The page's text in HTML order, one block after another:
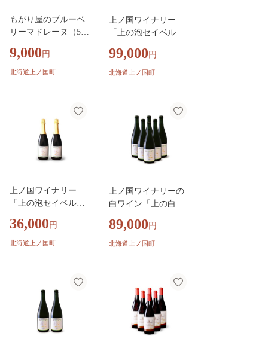
もがり屋のブルーベ
リーマドレーヌ（5
子 ケーキ 焼き菓
子 お土産 プレゼ
9,000 円
北海道上ノ国町
上ノ国ワイナリー
「上の泡セイベルロ
3」 750ml×6本 北
海道ワイン ロゼ
ーティー 家飲み
ディナー 果実酒
99,000 円
北海道上ノ国町
上ノ国ワイナリー
「上の泡セイベルロ
3」 750ml×2本 北
海道ワイン ロゼ
ーティー 家飲み
ディナー 果実酒
36,000 円
北海道上ノ国町
上ノ国ワイナリーの
白ワイン「上の白ナ
ml×6本 白ワイン
北海道ワイン スパ
ー プレゼント 高
級 ディナー お
酒 果実酒
89,000 円
北海道上ノ国町